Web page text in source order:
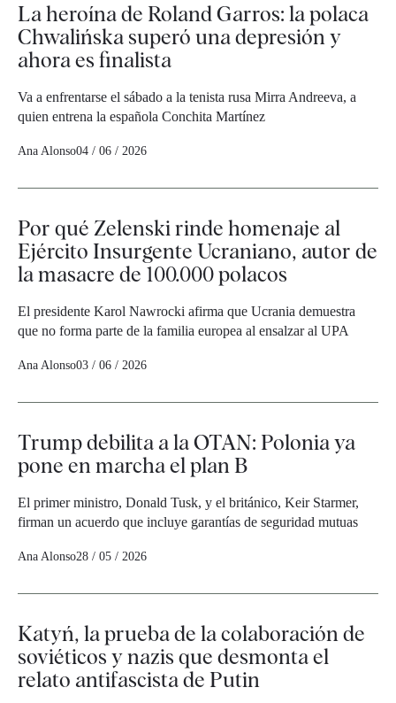
La heroína de Roland Garros: la polaca
Chwalińska superó una depresión y
ahora es finalista
Va a enfrentarse el sábado a la tenista rusa Mirra Andreeva, a
quien entrena la española Conchita Martínez
Ana Alonso04 / 06 / 2026
Por qué Zelenski rinde homenaje al
Ejército Insurgente Ucraniano, autor de
la masacre de 100.000 polacos
El presidente Karol Nawrocki afirma que Ucrania demuestra
que no forma parte de la familia europea al ensalzar al UPA
Ana Alonso03 / 06 / 2026
Trump debilita a la OTAN: Polonia ya
pone en marcha el plan B
El primer ministro, Donald Tusk, y el británico, Keir Starmer,
firman un acuerdo que incluye garantías de seguridad mutuas
Ana Alonso28 / 05 / 2026
Katyń, la prueba de la colaboración de
soviéticos y nazis que desmonta el
relato antifascista de Putin